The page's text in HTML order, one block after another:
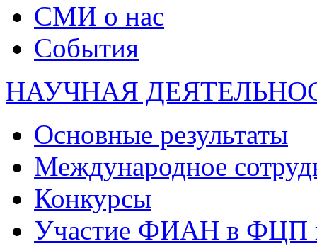
СМИ о нас
События
НАУЧНАЯ
Основные результаты
Международное
Конкурсы
Участие ФИАН в ФЦП